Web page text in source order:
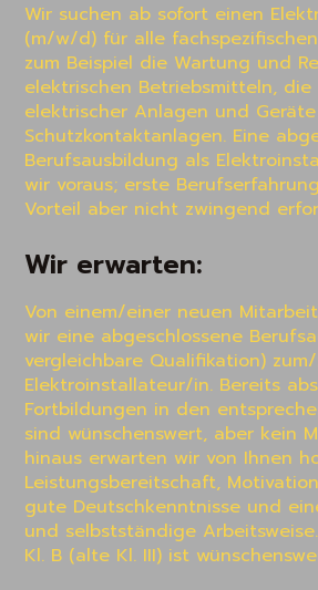
Wir suchen ab sofort einen
(m/w/d) für alle
zum Beispiel die Wartung und
elektrischen Betriebsmitteln,
elektrischer Anlagen und
Schutzkontaktanlagen. Eine
Berufsausbildung als
wir voraus; erste
Vorteil aber nicht zwingend
Wir erwarten:
Von einem/einer neuen
wir eine abgeschlossene
vergleichbare Qualifikation)
Elektroinstallateur/in. Bereits
Fortbildungen in den
sind wünschenswert, aber kein
hinaus erwarten wir von Ihnen
Leistungsbereitschaft,
gute Deutschkenntnisse und
und selbstständige
Kl. B (alte Kl. III) ist